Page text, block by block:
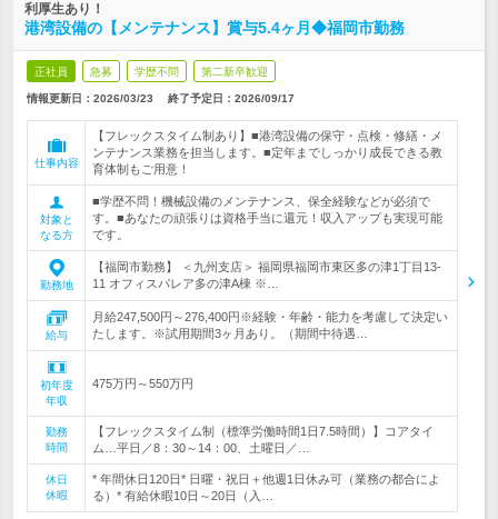
利厚生あり！
港湾設備の【メンテナンス】賞与5.4ヶ月◆福岡市勤務
正社員 急募 学歴不問 第二新卒歓迎
情報更新日：2026/03/23 終了予定日： 2026/09/17
仕事内容
【フレックスタイム制あり】■港湾設備の保守・点検・修繕・メ
ンテナンス業務を担当します。■定年までしっかり成長できる教
育体制もご用意！
対象と
なる方
■学歴不問！機械設備のメンテナンス、保全経験などが必須で
す。■あなたの頑張りは資格手当に還元！収入アップも実現可能
です。
勤務地
【福岡市勤務】 ＜九州支店＞ 福岡県福岡市東区多の津1丁目13-
11 オフィスパレア多の津A棟 ※…
給与
月給247,500円～276,400円※経験・年齢・能力を考慮して決定い
たします。※試用期間3ヶ月あり。（期間中待遇…
初年度
年収
475万円～550万円
勤務
時間
【フレックスタイム制（標準労働時間1日7.5時間）】コアタイ
ム…平日／8：30～14：00、土曜日／…
休日
休暇
* 年間休日120日* 日曜・祝日＋他週1日休み可（業務の都合によ
る）* 有給休暇10日～20日（入…